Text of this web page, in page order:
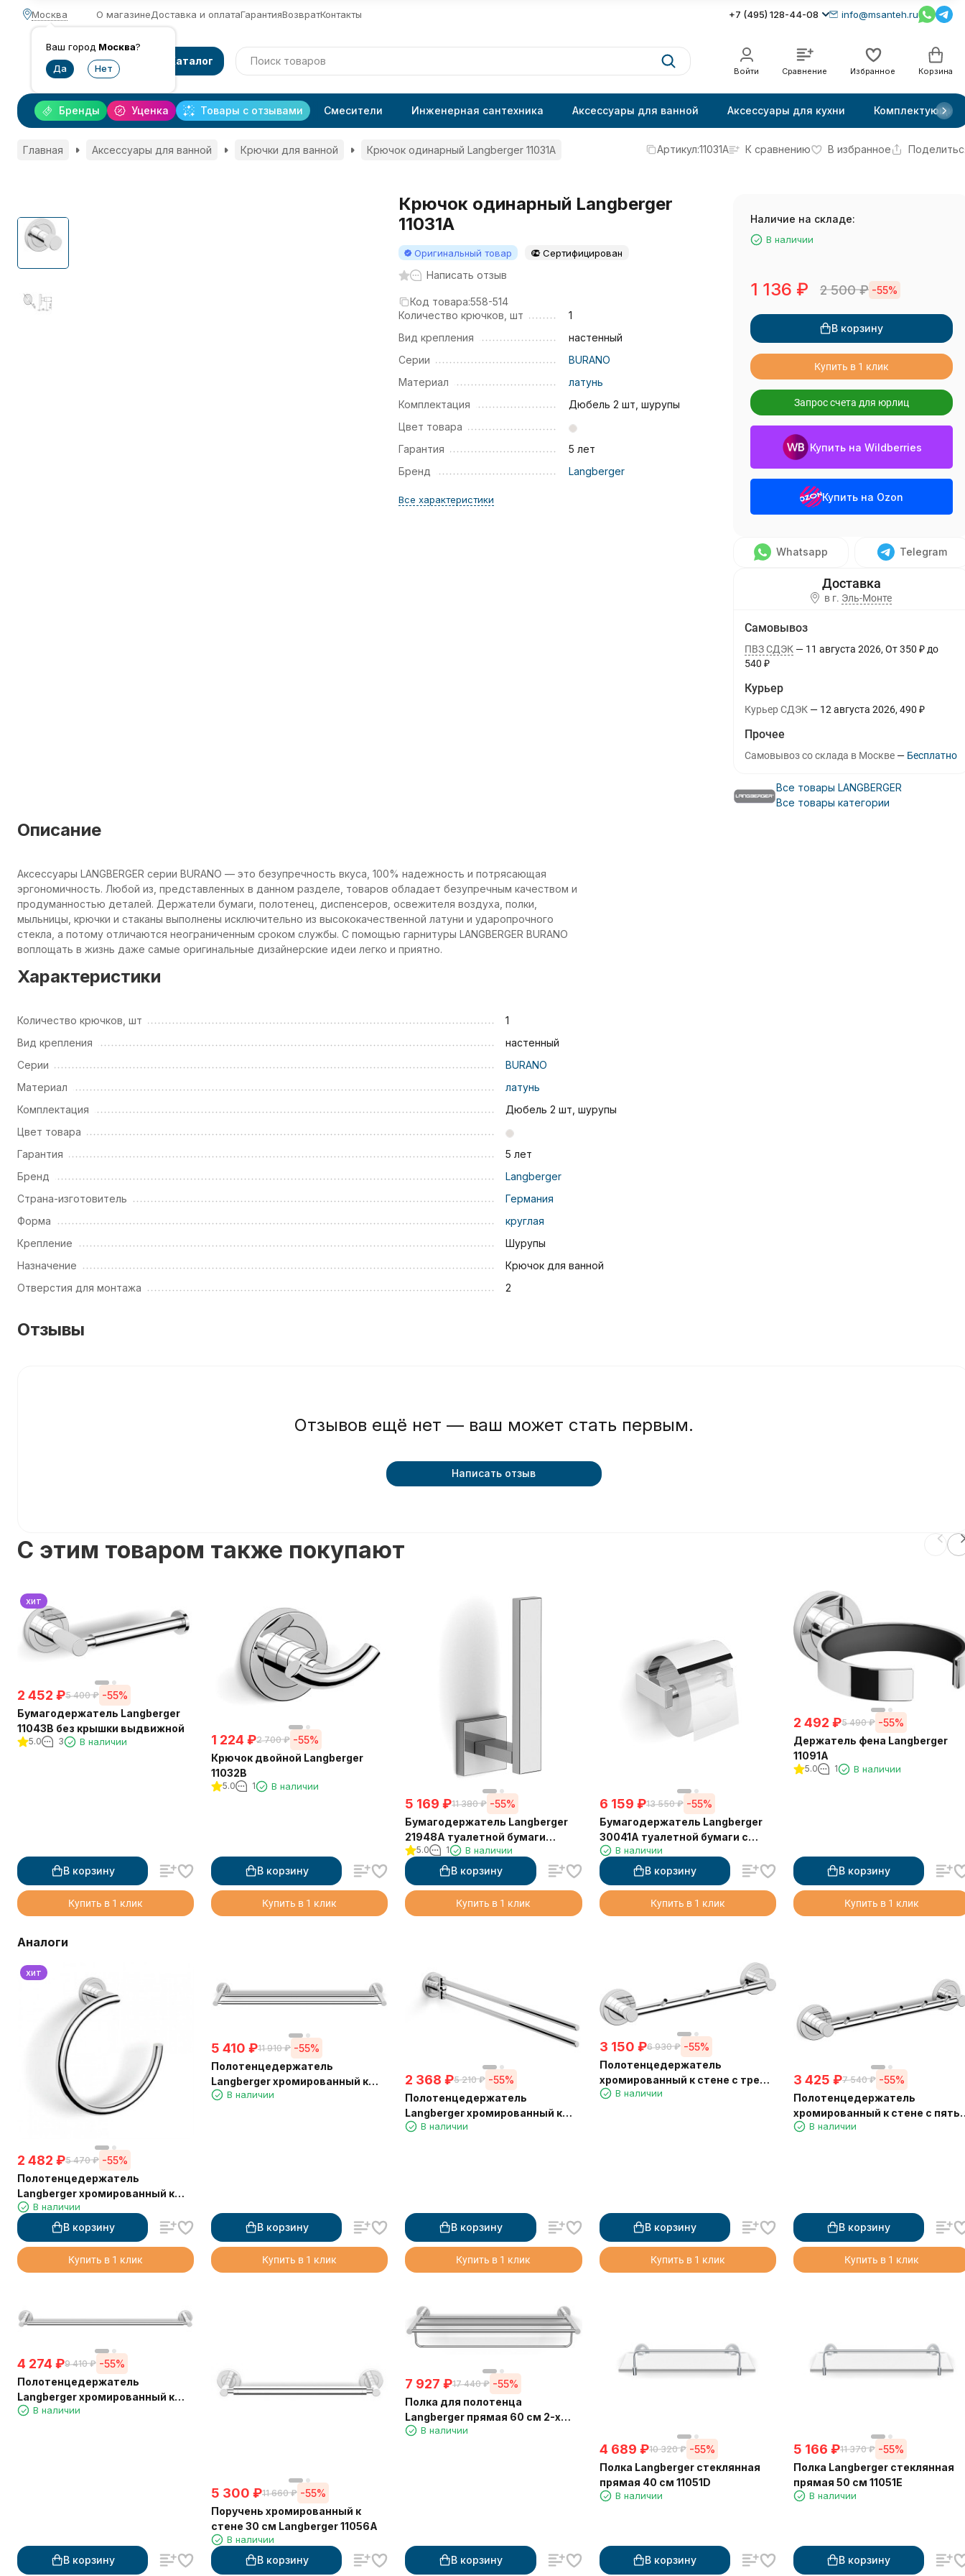
Москва
Ваш город Москва?
О магазинеДоставка и оплатаГарантияВозвратКонтакты +7 (495) 128-44-08 info@msanteh.ru
Каталог
Войти Сравнение Избранное Корзина
Уценка Товары с отзывами
Бренды Смесители Инженерная сантехника Аксессуары для ванной Аксессуары для кухни Комплектующие
Главная Аксессуары для ванной Крючки для ванной Крючок одинарный Langberger 11031A Артикул:11031A К сравнению В избранное
Крючок одинарный Langberger
11031A
Оригинальный товар Сертифицирован
Написать отзыв
Код товара:558-514
Количество крючков, шт
1
Вид крепления
настенный
Серии
BURANO
Материал
латунь
Комплектация
Дюбель 2 шт, шурупы
Цвет товара
Гарантия
5 лет
Бренд
Langberger
Все характеристики
Наличие на складе:
В наличии
1 136 ₽ 2 500₽ -55%
В корзину
Купить в 1 клик
Запрос счета для юрлиц
Купить на Wildberries
Купить на Ozon
Whatsapp Telegram
в г. Эль-Монте
Самовывоз
ПВЗ СДЭК 11 августа 2026 От 350 ₽ до
540 ₽
Курьер
Курьер СДЭК 12 августа 2026 490 ₽
Прочее
Самовывоз со склада в Москве Бесплатно
Все товары LANGBERGER
Все товары категории
Описание
Аксессуары LANGBERGER серии BURANO — это безупречность вкуса, 100% надежность и потрясающая
эргономичность. Любой из, представленных в данном разделе, товаров обладает безупречным качеством и
продуманностью деталей. Держатели бумаги, полотенец, диспенсеров, освежителя воздуха, полки,
мыльницы, крючки и стаканы выполнены исключительно из высококачественной латуни и ударопрочного
стекла, а потому отличаются неограниченным сроком службы. С помощью гарнитуры LANGBERGER BURANO
воплощать в жизнь даже самые оригинальные дизайнерские идеи легко и приятно.
Характеристики
Количество крючков, шт
1
Вид крепления
настенный
Серии
BURANO
Материал
латунь
Комплектация
Дюбель 2 шт, шурупы
Цвет товара
Гарантия
5 лет
Бренд
Langberger
Страна-изготовитель
Германия
Форма
круглая
Крепление
Шурупы
Назначение
Крючок для ванной
Отверстия для монтажа
2
Отзывы
Отзывов ещё нет — ваш может стать первым.
Написать отзыв
C этим товаром также покупают
хит
2 452 ₽5 400 ₽ -55%
Бумагодержатель Langberger
11043B без крышки выдвижной
5.0 3 В наличии
В корзину
Купить в 1 клик
1 224 ₽2 700 ₽ -55%
Крючок двойной Langberger
11032B
5.0 1 В наличии
В корзину
Купить в 1 клик
5 169 ₽11 380 ₽ -55%
Бумагодержатель Langberger
21948A туалетной бумаги
вертикальный
5.0 1 В наличии
В корзину
Купить в 1 клик
6 159 ₽13 550 ₽ -55%
Бумагодержатель Langberger
30041A туалетной бумаги с
крышкой
В наличии
В корзину
Купить в 1 клик
2 492 ₽5 490 ₽ -55%
Держатель фена Langberger
11091A
5.0 1 В наличии
В корзину
Купить в 1 клик
Аналоги
хит
2 482 ₽5 470 ₽ -55%
Полотенцедержатель
Langberger хромированный к
стене "полуовал" 11038B
В наличии
В корзину
Купить в 1 клик
5 410 ₽11 910 ₽ -55%
Полотенцедержатель
Langberger хромированный к
стене двойной 60 см 11002A
В наличии
В корзину
Купить в 1 клик
2 368 ₽5 210 ₽ -55%
Полотенцедержатель
Langberger хромированный к
стене двойной поворотный
В наличии
В корзину
Купить в 1 клик
3 150 ₽6 930 ₽ -55%
Полотенцедержатель
хромированный к стене с тремя
крючками Langberger 11033A
В наличии
В корзину
Купить в 1 клик
3 425 ₽7 540 ₽ -55%
Полотенцедержатель
хромированный к стене с
крючками Langberger 11035A
В наличии
В корзину
Купить в 1 клик
4 274 ₽9 410 ₽ -55%
Полотенцедержатель
Langberger хромированный к
стене одинарный 60 см 11001A
В наличии
В корзину
5 300 ₽11 660 ₽ -55%
Поручень хромированный к
стене 30 см Langberger 11056A
В наличии
В корзину
7 927 ₽17 440 ₽ -55%
Полка для полотенца
Langberger прямая 60 см 2-х
этажная 11003B
В наличии
В корзину
4 689 ₽10 320 ₽ -55%
Полка Langberger стеклянная
прямая 40 см 11051D
В наличии
В корзину
5 166 ₽11 370 ₽ -55%
Полка Langberger стеклянная
прямая 50 см 11051E
В наличии
В корзину